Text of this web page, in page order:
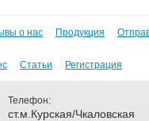
о нас Продукция
Статьи Регистрация
Телефон:
ст.м.Курская/Чкаловская